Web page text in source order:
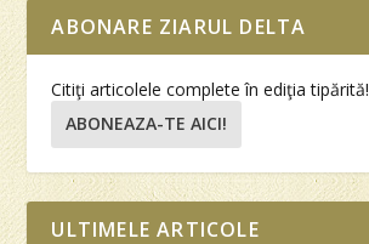
ABONARE ZIARUL DELTA
Citiţi articolele complete în ediţia tipărită!
ABONEAZA-TE AICI!
ULTIMELE ARTICOLE